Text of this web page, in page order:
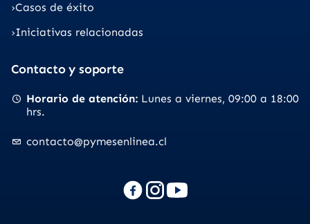
Casos de éxito
Iniciativas relacionadas
Contacto y soporte
Horario de atención Lunes a viernes 09:00 a 18:00
hrs.
contacto@pymesenlinea.cl